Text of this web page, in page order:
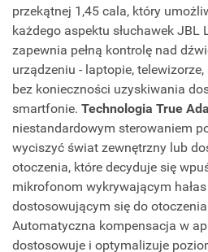
przekątnej 1,45 cala, który
każdego aspektu słuchawek JBL
zapewnia pełną kontrolę nad
urządzeniu - laptopie,
bez konieczności uzyskiwania
smartfonie. Technologia True
niestandardowym sterowaniem
wyciszyć świat zewnętrzny lub
otoczenia, które decyduje się
mikrofonom wykrywającym
dostosowującym się do
Automatyczna kompensacja w
dostosowuje i optymalizuje